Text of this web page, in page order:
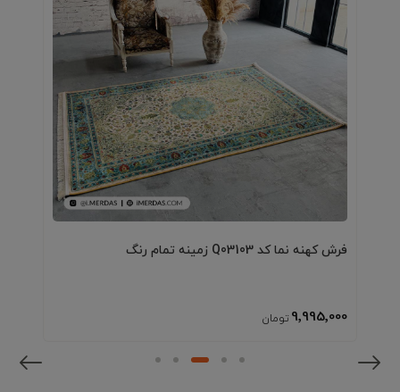
فرش کهنه نما کد N00214 زمینه تمام رنگ
9٬995٬000